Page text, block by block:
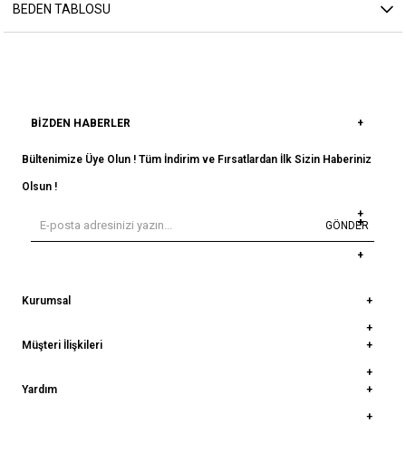
BEDEN TABLOSU
BIZDEN HABERLER
Bültenimize Üye Olun ! Tüm İndirim ve Fırsatlardan İlk Sizin Haberiniz
Olsun !
GÖNDER
Kurumsal
Müşteri İlişkileri
Yardım